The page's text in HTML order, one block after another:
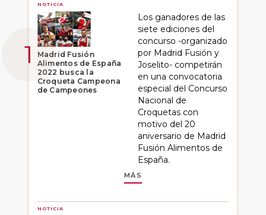
NOTICIA
Madrid Fusión
Alimentos de España
2022 busca la
Croqueta Campeona
de Campeones
Los ganadores de las
siete ediciones del
concurso -organizado
por Madrid Fusión y
Joselito- competirán
en una convocatoria
especial del Concurso
Nacional de
Croquetas con
motivo del 20
aniversario de Madrid
Fusión Alimentos de
España.
MÁS
NOTICIA